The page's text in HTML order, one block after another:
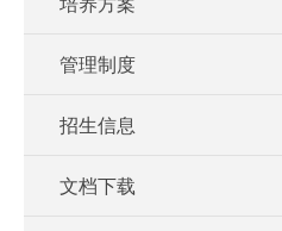
管理制度
招生信息
文档下载